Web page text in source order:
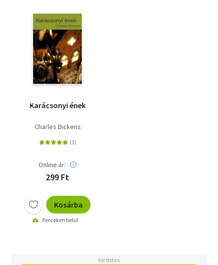
Karácsonyi ének
Charles Dickens
Online ár:
299 Ft
Kosárba
Perceken belül